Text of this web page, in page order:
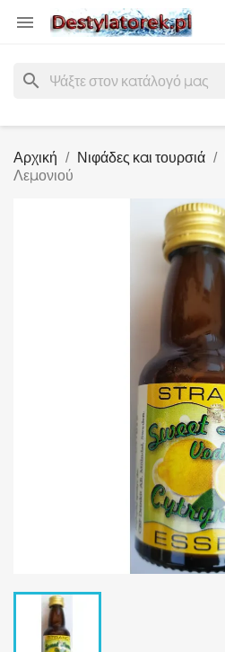

search
Αρχική Νιφάδες και τουρσιά
Λεμονιού